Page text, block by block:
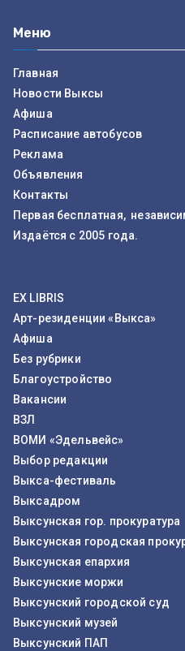
Меню
Главная
Новости Выксы
Афиша
Расписание автобусов
Реклама
Объявления
Контакты
Первая бесплатная,
Издаётся с 2005 года.
EX LIBRIS
Арт-резиденции «Выкса»
Афиша
Без рубрики
Благоустройство
Вакансии
ВЗЛ
ВОМИ «Эдельвейс»
Выбор редакции
Выкса-фестиваль
Выксадром
Выксунская гор. прокуратура
Выксунская городская
Выксунская епархия
Выксунские моржи
Выксунский городской суд
Выксунский музей
Выксунский ПАП